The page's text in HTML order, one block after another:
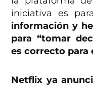
iniciativa es
información y
para “tomar
es correcto para
Netflix ya